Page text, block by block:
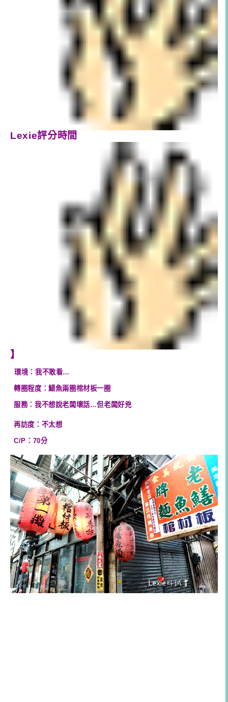
Lexie評分時間
】
環境：我不敢看…
轉圈程度：鱔魚兩圈棺材板一圈
服務：我不想說老闆壞話…但老闆好兇
再訪度：不太想
C/P：70分